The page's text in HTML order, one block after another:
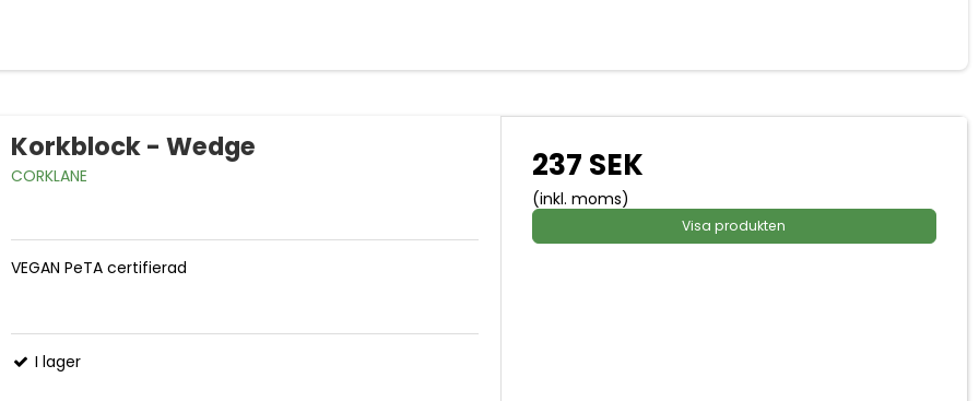
Korkblock - Wedge
CORKLANE
VEGAN PeTA certifierad
I lager
237 SEK
(inkl. moms)
Visa produkten